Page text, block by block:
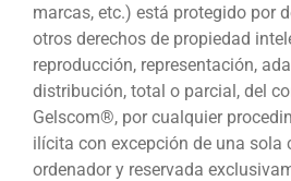
marcas, etc.) está protegido por
otros derechos de propiedad
reproducción, representación,
distribución, total o parcial, del
Gelscom®, por cualquier
ilícita con excepción de una sola
ordenador y reservada